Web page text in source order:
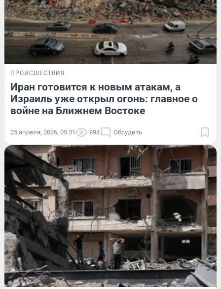
ПРОИСШЕСТВИЯ
Иран готовится к новым атакам, а
Израиль уже открыл огонь: главное о
войне на Ближнем Востоке
25 апреля, 2026, 05:31 894 Обсудить